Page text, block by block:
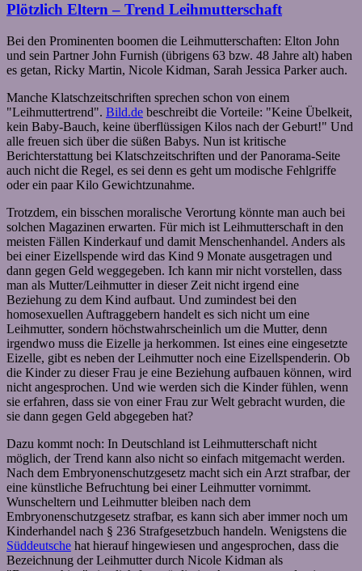
Plötzlich Eltern – Trend Leihmutterschaft
Bei den Prominenten boomen die Leihmutterschaften: Elton John
und sein Partner John Furnish (übrigens 63 bzw. 48 Jahre alt) haben
es getan, Ricky Martin, Nicole Kidman, Sarah Jessica Parker auch.
Manche Klatschzeitschriften sprechen schon von einem
"Leihmuttertrend". Bild.de beschreibt die Vorteile: "Keine Übelkeit,
kein Baby-Bauch, keine überflüssigen Kilos nach der Geburt!" Und
alle freuen sich über die süßen Babys. Nun ist kritische
Berichterstattung bei Klatschzeitschriften und der Panorama-Seite
auch nicht die Regel, es sei denn es geht um modische Fehlgriffe
oder ein paar Kilo Gewichtzunahme.
Trotzdem, ein bisschen moralische Verortung könnte man auch bei
solchen Magazinen erwarten. Für mich ist Leihmutterschaft in den
meisten Fällen Kinderkauf und damit Menschenhandel. Anders als
bei einer Eizellspende wird das Kind 9 Monate ausgetragen und
dann gegen Geld weggegeben. Ich kann mir nicht vorstellen, dass
man als Mutter/Leihmutter in dieser Zeit nicht irgend eine
Beziehung zu dem Kind aufbaut. Und zumindest bei den
homosexuellen Auftraggebern handelt es sich nicht um eine
Leihmutter, sondern höchstwahrscheinlich um die Mutter, denn
irgendwo muss die Eizelle ja herkommen. Ist eines eine eingesetzte
Eizelle, gibt es neben der Leihmutter noch eine Eizellspenderin. Ob
die Kinder zu dieser Frau je eine Beziehung aufbauen können, wird
nicht angesprochen. Und wie werden sich die Kinder fühlen, wenn
sie erfahren, dass sie von einer Frau zur Welt gebracht wurden, die
sie dann gegen Geld abgegeben hat?
Dazu kommt noch: In Deutschland ist Leihmutterschaft nicht
möglich, der Trend kann also nicht so einfach mitgemacht werden.
Nach dem Embryonenschutzgesetz macht sich ein Arzt strafbar, der
eine künstliche Befruchtung bei einer Leihmutter vornimmt.
Wunscheltern und Leihmutter bleiben nach dem
Embryonenschutzgesetz strafbar, es kann sich aber immer noch um
Kinderhandel nach § 236 Strafgesetzbuch handeln. Wenigstens die
Süddeutsche hat hierauf hingewiesen und angesprochen, dass die
Bezeichnung der Leihmutter durch Nicole Kidman als